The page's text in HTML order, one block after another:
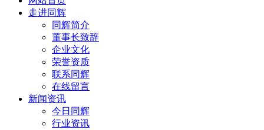
走进同辉
同辉简介
董事长致辞
企业文化
荣誉资质
联系同辉
在线留言
新闻资讯
今日同辉
行业资讯